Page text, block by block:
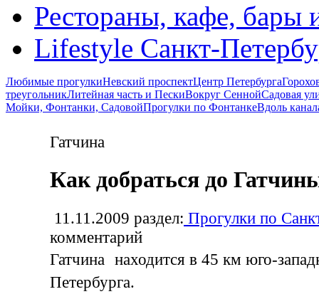
Рестораны, кафе, бары
Lifestyle Санкт-
Любимые прогулкиНевский проспектЦентр Петербурга
треугольникЛитейная часть и ПескиВокруг СеннойСадовая
Мойки, Фонтанки, СадовойПрогулки по ФонтанкеВдоль
Гатчина
Как добраться до
11.11.2009 раздел: Прогулки по
комментарий
Гатчина находится в 45 км юго-
Петербурга.